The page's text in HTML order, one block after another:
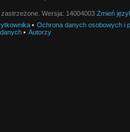
Wersja: 14004003 Zmień
Ochrona danych osobowych i
Autorzy